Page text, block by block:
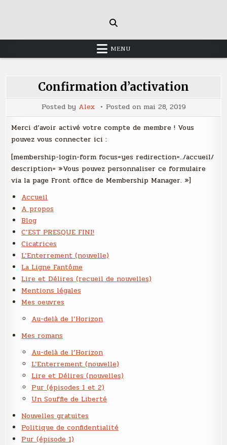
MENU
Confirmation d’activation
Posted by Alex Posted on mai 28, 2019
Merci d’avoir activé votre compte de membre ! Vous
pouvez vous connecter ici :
[membership-login-form focus=yes redirection=../accueil/
description= »Vous pouvez personnaliser ce formulaire
via la page Front office de Membership Manager. »]
Accueil
A propos
Blog
C’EST PRESQUE FINI!
Cicatrices
L’Enterrement (nouvelle)
La Ligne Fantôme
Lire et Délires (recueil de nouvelles)
Mentions légales
Mes oeuvres
Au-delà de l’Horizon
Mes romans
Au-delà de l’Horizon
L’Enterrement (nouvelle)
Lire et Délires (nouvelles)
Pur (épisodes 1 et 2)
Un Souffle de Liberté
Nouvelles gratuites
Politique de confidentialité
Pur (épisode 1)